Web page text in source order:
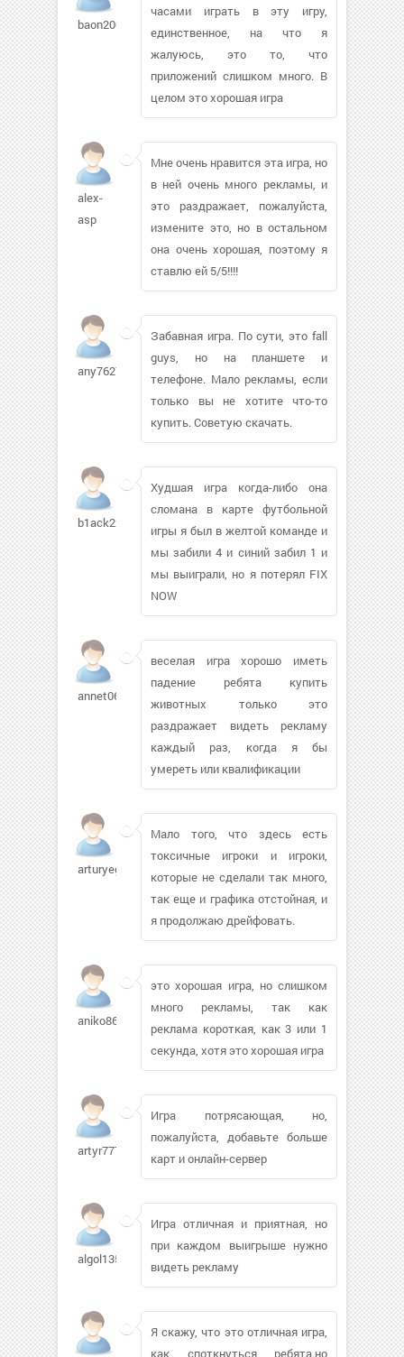
baon2007458
часами играть в эту игру,
единственное, на что я
жалуюсь, это то, что
приложений слишком много. В
целом это хорошая игра
alex-
asp
Мне очень нравится эта игра, но
в ней очень много рекламы, и
это раздражает, пожалуйста,
измените это, но в остальном
она очень хорошая, поэтому я
ставлю ей 5/5!!!!
any7627645
Забавная игра. По сути, это fall
guys, но на планшете и
телефоне. Мало рекламы, если
только вы не хотите что-то
купить. Советую скачать.
b1ack222
Худшая игра когда-либо она
сломана в карте футбольной
игры я был в желтой команде и
мы забили 4 и синий забил 1 и
мы выиграли, но я потерял FIX
NOW
annet06240
веселая игра хорошо иметь
падение ребята купить
животных только это
раздражает видеть рекламу
каждый раз, когда я бы
умереть или квалификации
arturyeg448
Мало того, что здесь есть
токсичные игроки и игроки,
которые не сделали так много,
так еще и графика отстойная, и
я продолжаю дрейфовать.
aniko86
это хорошая игра, но слишком
много рекламы, так как
реклама короткая, как 3 или 1
секунда, хотя это хорошая игра
artyr77790
Игра потрясающая, но,
пожалуйста, добавьте больше
карт и онлайн-сервер
algol13537
Игра отличная и приятная, но
при каждом выигрыше нужно
видеть рекламу
Я скажу, что это отличная игра,
как споткнуться ребята.но